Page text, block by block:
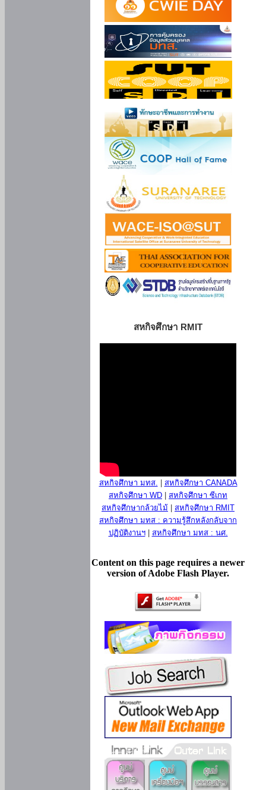
สหกิจศึกษา RMIT
สหกิจศึกษา มทส.
สหกิจศึกษา CANADA
สหกิจศึกษา WD
สหกิจศึกษา ซีเกท
สหกิจศึกษากล้วยไม้
สหกิจศึกษา RMIT
สหกิจศึกษา มทส : ความรู้สึกหลังกลับจาก
ปฏิบัติงานฯ| สหกิจศึกษา มทส : นศ.
Content on this page requires a newer
version of Adobe Flash Player.